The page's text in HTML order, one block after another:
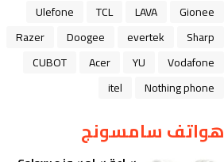
Gionee
LAVA
TCL
Ulefone
Sharp
evertek
Doogee
Razer
Vodafone
YU
Acer
CUBOT
Nothing phone
itel
هواتف سامسونج